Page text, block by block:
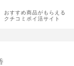
おすすめ商品がもらえる
クチコミポイ活サイト